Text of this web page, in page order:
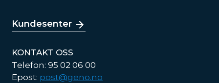
Kundesenter
KONTAKT OSS
Telefon: 95 02 06 00
Epost: post@geno.no